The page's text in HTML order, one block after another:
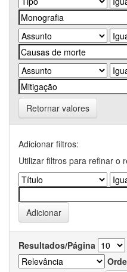
Retornar valores
Adicionar filtros:
Utilizar filtros para refinar o
Resultados/Página